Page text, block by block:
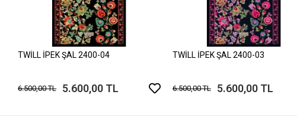
TWİLL İPEK ŞAL 2400-04
6.500,00 TL 5.600,00 TL
TWİLL İPEK ŞAL 2400-03
6.500,00 TL 5.600,00 TL